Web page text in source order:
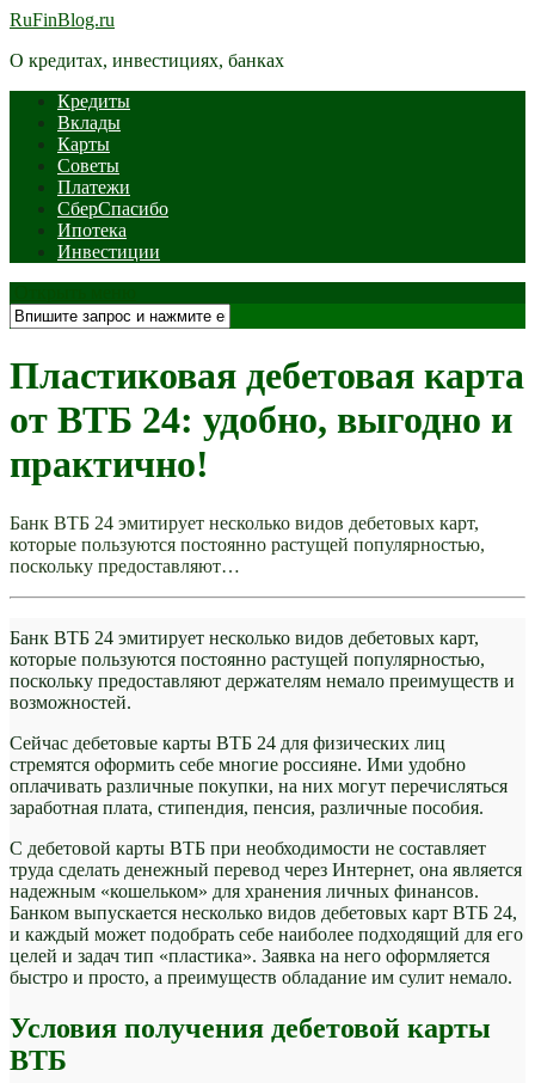
RuFinBlog.ru
О кредитах, инвестициях, банках
Кредиты
Вклады
Карты
Советы
Платежи
СберСпасибо
Ипотека
Инвестиции
Пластиковая дебетовая карта
от ВТБ 24: удобно, выгодно и
практично!
Банк ВТБ 24 эмитирует несколько видов дебетовых карт,
которые пользуются постоянно растущей популярностью,
поскольку предоставляют…
Банк ВТБ 24 эмитирует несколько видов дебетовых карт,
которые пользуются постоянно растущей популярностью,
поскольку предоставляют держателям немало преимуществ и
возможностей.
Сейчас дебетовые карты ВТБ 24 для физических лиц
стремятся оформить себе многие россияне. Ими удобно
оплачивать различные покупки, на них могут перечисляться
заработная плата, стипендия, пенсия, различные пособия.
С дебетовой карты ВТБ при необходимости не составляет
труда сделать денежный перевод через Интернет, она является
надежным «кошельком» для хранения личных финансов.
Банком выпускается несколько видов дебетовых карт ВТБ 24,
и каждый может подобрать себе наиболее подходящий для его
целей и задач тип «пластика». Заявка на него оформляется
быстро и просто, а преимуществ обладание им сулит немало.
Условия получения дебетовой карты
ВТБ